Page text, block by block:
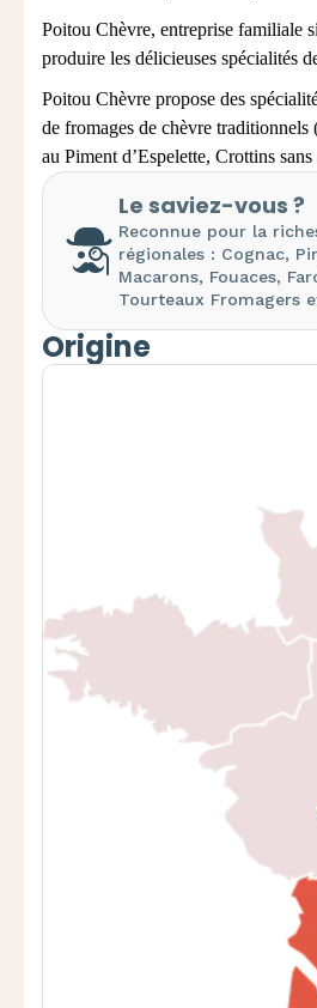
Poitou Chèvre, entreprise familiale
produire les délicieuses spécialités
Poitou Chèvre propose des
de fromages de chèvre
au Piment d’Espelette, Crottins
Le saviez-vous ?
Reconnue pour la
régionales : Cognac,
Macarons, Fouaces,
Tourteaux Fromagers
Origine